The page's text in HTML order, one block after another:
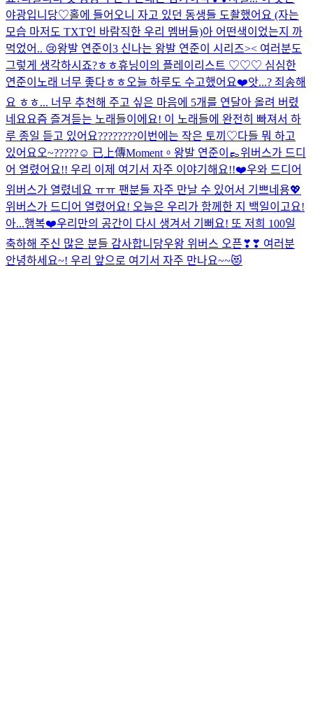
야광입니당♡홀에 들어오니 자고 있던 동생들 도촬했어요 (자는
모습 마저도 TXT인 바람직한 우리 멤버들)아 어떤색이었는지 까
먹었어.. 😢왕발 연준이3 신나는 왕발 연준이 시리즈>< 여러분도
그렇게 생각하시죠?ㅎㅎ휴닝이의 플레이리스트 ♡♡♡ 심심한
연준이 노래 너무 좋다ㅎㅎ 오늘 하루도 수고했어요❤️앗...? 죄송해
요 ㅎㅎ... 너무 추천해 주고 싶은 마음에 5개를 연달아 올려 버렸
네요 요즘 즐겨듣는 노래들이에요! 이 노래들에 완전히 빠져서 하
루 종일 듣고 있어요????????이번에는 작은 토끼♡다들 뭐 하고
있어요오~?????☺️ 已上傳Moment。 왕발 연준이👞위버스가 드디
어 열렸어요!! 우리 이제 여기서 자주 이야기해요!!❤️우와 드디어
위버스가 열렸네요 ㅠㅠ 팬분들 자주 만날 수 있어서 기쁘네용💖
위버스가 드디어 열렸어요! 오늘은 우리가 함께한 지 백일이고요!
아...행복❤️우리만의 공간이 다시 생겨서 기뻐요! 또 저희 100일
축하해 주신 많은 분들 감사합니당우왕 위버스 오픈❣❣ 여러분
안녕하세요~! 우리 앞으로 여기서 자주 만나요~~😻